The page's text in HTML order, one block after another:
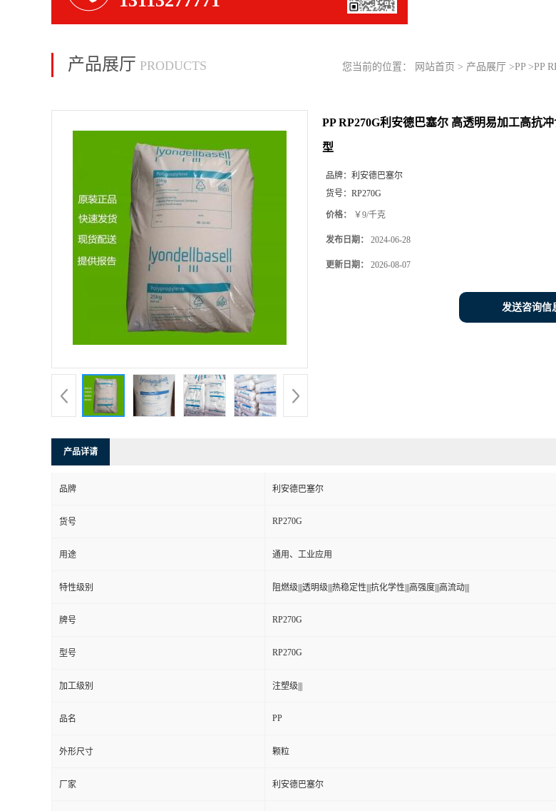
产品展厅 PRODUCTS 您当前的位置： 网站首页 > 产品展厅 >PP >PP
PP RP270G利安德巴塞尔 高透明易加工高抗
型
品牌： 利安德巴塞尔
货号： RP270G
价格： ￥9/千克
发布日期： 2024-06-28
更新日期： 2026-08-07
发送咨询信
产品详请
品牌 利安德巴塞尔
货号 RP270G
用途 通用、工业应用
特性级别 阻燃级|||透明级|||热稳定性|||抗化学性|||高强度|||高流动|||
牌号 RP270G
型号 RP270G
加工级别 注塑级|||
品名 PP
外形尺寸 颗粒
厂家 利安德巴塞尔